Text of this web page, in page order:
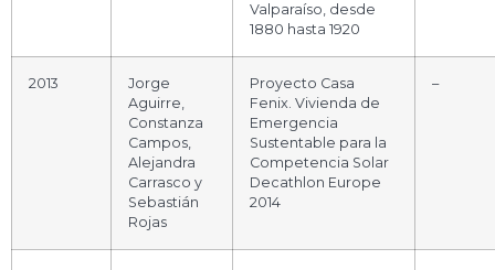
Valparaíso, desde
1880 hasta 1920
2013
Jorge
Aguirre,
Constanza
Campos,
Alejandra
Carrasco y
Sebastián
Rojas
Proyecto Casa
Fenix. Vivienda de
Emergencia
Sustentable para la
Competencia Solar
Decathlon Europe
2014
–